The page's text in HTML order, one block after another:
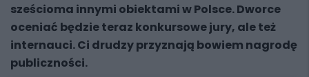
sześcioma innymi obiektami w Polsce. Dworce
oceniać będzie teraz konkursowe jury, ale też
internauci. Ci drudzy przyznają bowiem nagrodę
publiczności.